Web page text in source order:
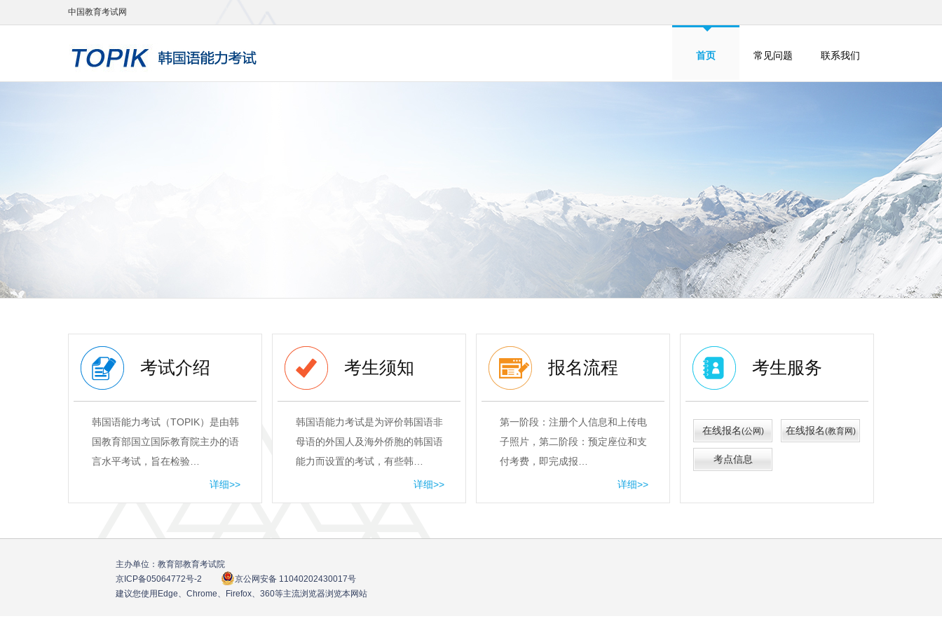
中国教育考试网
首页 常见问题 联系我们
考试介绍
韩国语能力考试（TOPIK）是由韩
国教育部国立国际教育院主办的语
言水平考试，旨在检验…
详细>>
考生须知
韩国语能力考试是为评价韩国语非
母语的外国人及海外侨胞的韩国语
能力而设置的考试，有些韩…
详细>>
报名流程
第一阶段：注册个人信息和上传电
子照片，第二阶段：预定座位和支
付考费，即完成报…
详细>>
考生服务
在线报名(公网) 在线报名(教育网)
考点信息
主办单位：教育部教育考试院
京ICP备05064772号-2
京公网安备 11040202430017号
建议您使用Edge、Chrome、Firefox、360等主流浏览器浏览本网站